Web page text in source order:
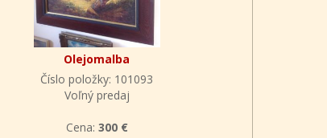
Olejomalba
Číslo položky: 101093
Voľný predaj
Cena: 300 €